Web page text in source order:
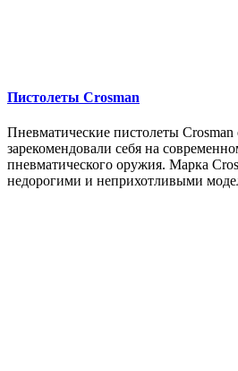
Пистолеты Crosman
Пневматические пистолеты Crosman
зарекомендовали себя на
пневматического оружия. Марка
недорогими и неприхотливыми